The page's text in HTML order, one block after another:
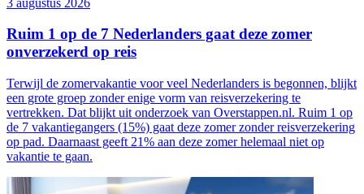
Ruim 1 op de 7 Nederlanders gaat deze zomer
onverzekerd op reis
Terwijl de zomervakantie voor veel Nederlanders is begonnen, blijkt
een grote groep zonder enige vorm van reisverzekering te
vertrekken. Dat blijkt uit onderzoek van Overstappen.nl. Ruim 1 op
de 7 vakantiegangers (15%) gaat deze zomer zonder reisverzekering
op pad. Daarnaast geeft 21% aan deze zomer helemaal niet op
vakantie te gaan.